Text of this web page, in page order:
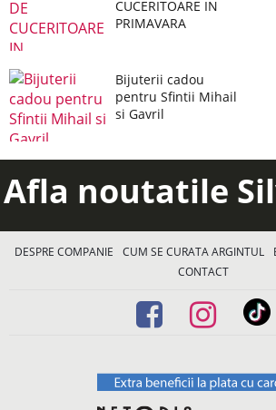
CUCERITOARE IN
PRIMAVARA
Bijuterii cadou
pentru Sfintii Mihail
si Gavril
Afla noutatile
DESPRE COMPANIE CUM SE CURATA ARGINTUL
CONTACT